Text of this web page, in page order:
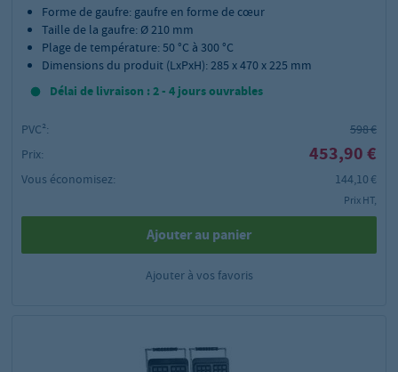
Forme de gaufre: gaufre en forme de cœur
Taille de la gaufre: Ø 210 mm
Plage de température: 50 °C à 300 °C
Dimensions du produit (LxPxH): 285 x 470 x 225 mm
Délai de livraison : 2 - 4 jours ouvrables
PVC²:
598 €
Prix:
453,90 €
Vous économisez: 144,10 €
Prix HT,
Ajouter au panier
Ajouter à vos favoris